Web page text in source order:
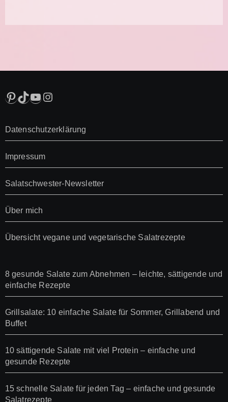
Pinterest
TikTok
YouTube
Instagram
Datenschutzerklärung
Impressum
Salatschwester-Newsletter
Über mich
Übersicht vegane und vegetarische Salatrezepte
8 gesunde Salate zum Abnehmen – leichte, sättigende und
einfache Rezepte
Grillsalate: 10 einfache Salate für Sommer, Grillabend und
Buffet
10 sättigende Salate mit viel Protein – einfache und
gesunde Rezepte
15 schnelle Salate für jeden Tag – einfache und gesunde
Salatrezepte